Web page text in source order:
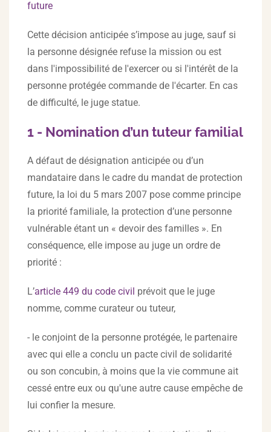
future
Cette décision anticipée s’impose au juge, sauf si
la personne désignée refuse la mission ou est
dans l'impossibilité de l'exercer ou si l'intérêt de la
personne protégée commande de l'écarter. En cas
de difficulté, le juge statue.
1 - Nomination d’un tuteur familial
A défaut de désignation anticipée ou d’un
mandataire dans le cadre du mandat de protection
future, la loi du 5 mars 2007 pose comme principe
la priorité familiale, la protection d’une personne
vulnérable étant un « devoir des familles ». En
conséquence, elle impose au juge un ordre de
priorité :
L’article 449 du code civil prévoit que le juge
nomme, comme curateur ou tuteur,
- le conjoint de la personne protégée, le partenaire
avec qui elle a conclu un pacte civil de solidarité
ou son concubin, à moins que la vie commune ait
cessé entre eux ou qu'une autre cause empêche de
lui confier la mesure.